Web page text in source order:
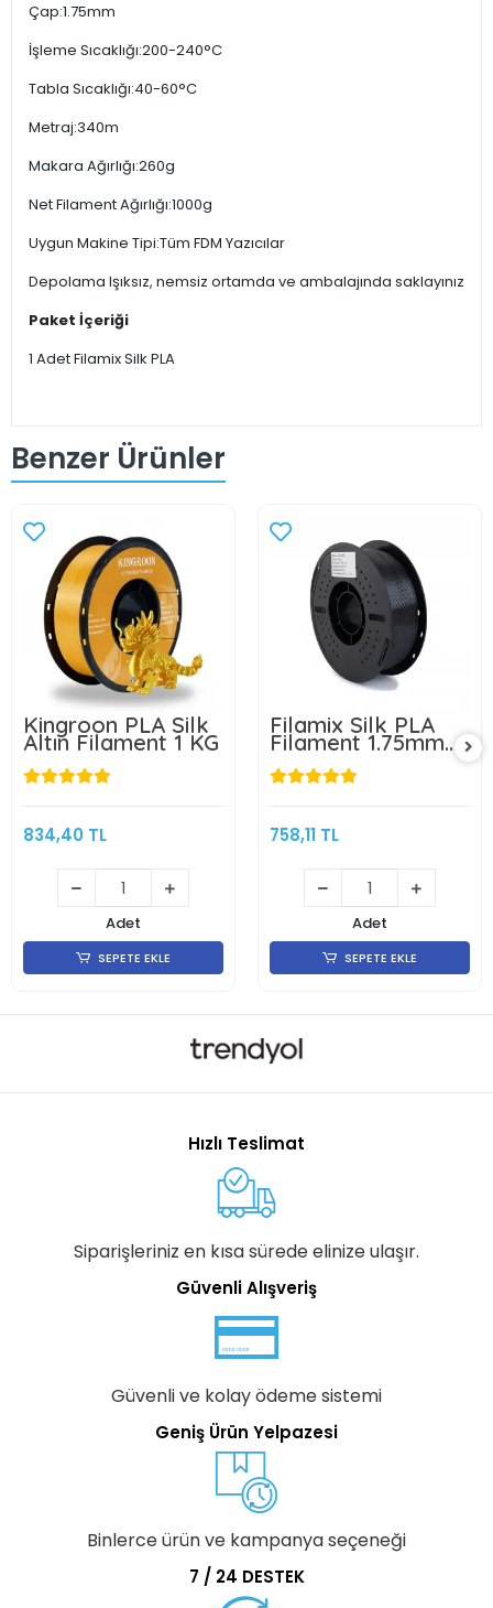
Çap:1.75mm
İşleme Sıcaklığı:200-240°C
Tabla Sıcaklığı:40-60°C
Metraj:340m
Makara Ağırlığı:260g
Net Filament Ağırlığı:1000g
Uygun Makine Tipi:Tüm FDM Yazıcılar
Depolama Işıksız, nemsiz ortamda ve ambalajında saklayınız
Paket İçeriği
1 Adet Filamix Silk PLA
Benzer Ürünler
Kingroon PLA Silk
Altın Filament 1 KG
834,40 TL
Adet
SEPETE EKLE
Filamix Silk PLA
Filament 1.75mm
1Kg-Siyah
758,11 TL
Adet
SEPETE EKLE
Hızlı Teslimat
Siparişleriniz en kısa sürede elinize ulaşır.
Güvenli Alışveriş
Güvenli ve kolay ödeme sistemi
Geniş Ürün Yelpazesi
Binlerce ürün ve kampanya seçeneği
7 / 24 DESTEK